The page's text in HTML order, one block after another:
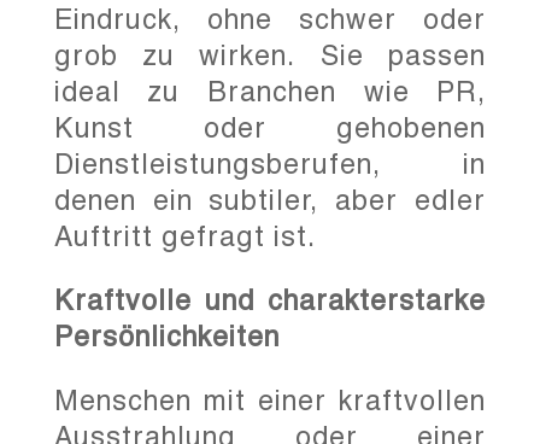
Eindruck, ohne schwer oder
grob zu wirken. Sie passen
ideal zu Branchen wie PR,
Kunst oder gehobenen
Dienstleistungsberufen, in
denen ein subtiler, aber edler
Auftritt gefragt ist.
Kraftvolle und charakterstarke
Persönlichkeiten
Menschen mit einer kraftvollen
Ausstrahlung oder einer